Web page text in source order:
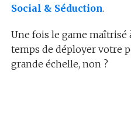
Social & Séduction.
Une fois le game maîtrisé
temps de déployer votre
grande échelle, non ?